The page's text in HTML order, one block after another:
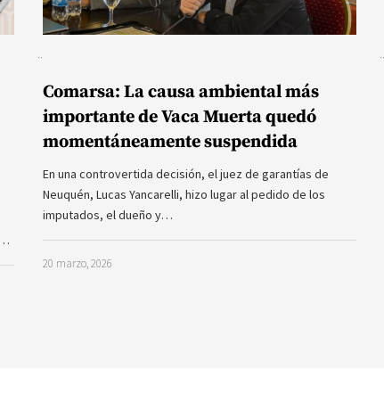
Comarsa: La causa ambiental más
importante de Vaca Muerta quedó
momentáneamente suspendida
En una controvertida decisión, el juez de garantías de
Neuquén, Lucas Yancarelli, hizo lugar al pedido de los
imputados, el dueño y…
20 marzo, 2026